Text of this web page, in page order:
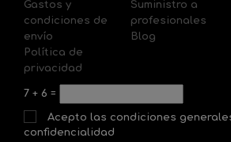
Gastos y
condiciones de
envío
Política de
privacidad
Suministro a
profesionales
Blog
7 + 6 =
Acepto las condiciones
confidencialidad